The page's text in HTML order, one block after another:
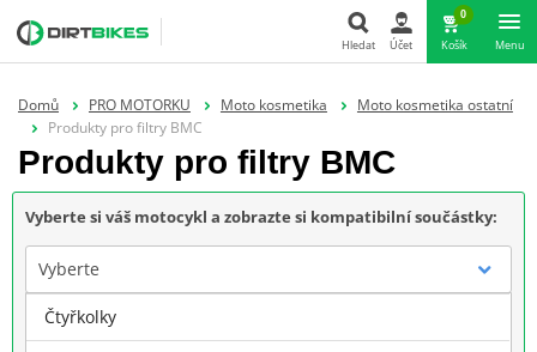
Hledat
Hledat Účet
0
Košík Menu
Domů PRO MOTORKU Moto kosmetika
Moto kosmetika ostatní
Produkty pro filtry BMC
Produkty pro filtry BMC
Vyberte si váš motocykl a zobrazte si kompatibilní součástky:
Vyberte
Značka
Čtyřkolky